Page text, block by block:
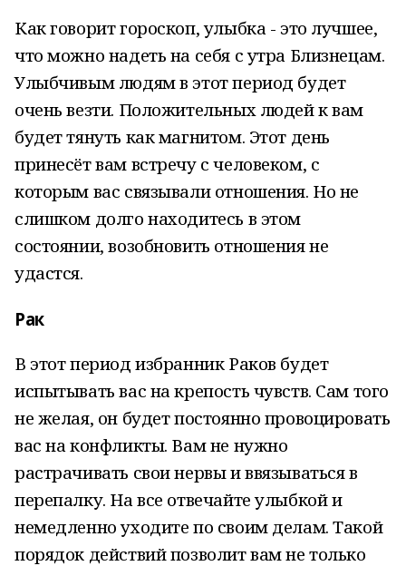
Как говорит гороскоп, улыбка - это лучшее,
что можно надеть на себя с утра Близнецам.
Улыбчивым людям в этот период будет
очень везти. Положительных людей к вам
будет тянуть как магнитом. Этот день
принесёт вам встречу с человеком, с
которым вас связывали отношения. Но не
слишком долго находитесь в этом
состоянии, возобновить отношения не
удастся.
Рак
В этот период избранник Раков будет
испытывать вас на крепость чувств. Сам того
не желая, он будет постоянно провоцировать
вас на конфликты. Вам не нужно
растрачивать свои нервы и ввязываться в
перепалку. На все отвечайте улыбкой и
немедленно уходите по своим делам. Такой
порядок действий позволит вам не только